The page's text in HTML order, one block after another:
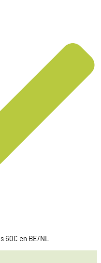
60€ en BE/NL